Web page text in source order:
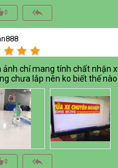
0 reply_all
star star star
ảnh chỉ mang tính chất nhận
chưa lắp nên ko biết thế nào
0 reply_all